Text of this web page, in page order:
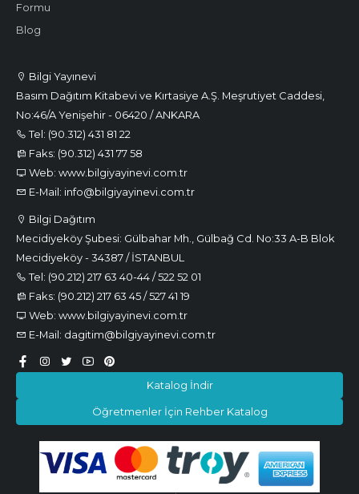
Bilgi Yayınevi
Basım Dağıtım Kitabevi ve Kırtasiye A.Ş. Meşrutiyet Caddesi,
No:46/A Yenişehir - 06420 / ANKARA
Tel: (90.312) 431 81 22
Faks: (90.312) 431 77 58
Web: www.bilgiyayinevi.com.tr
E-Mail: info@bilgiyayinevi.com.tr
Bilgi Dağıtım
Mecidiyeköy Şubesi: Gülbahar Mh., Gülbağ Cd. No:33 A-B Blok
Mecidiyeköy - 34387 / İSTANBUL
Tel: (90.212) 217 63 40-44 / 522 52 01
Faks: (90.212) 217 63 45 / 527 41 19
Web: www.bilgiyayinevi.com.tr
E-Mail: dagitim@bilgiyayinevi.com.tr
Katalog İndir
Öğretmenler İçin Rehber Katalog
Formu
Blog